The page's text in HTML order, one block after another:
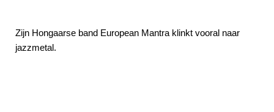
Zijn Hongaarse band European Mantra klinkt vooral naar
jazzmetal.